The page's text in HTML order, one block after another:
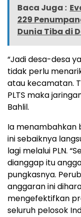
Baca Juga :
229
Dunia Tiba di
“Jadi desa-desa
tidak perlu
atau kecamatan.
PLTS maka
Bahlil.
Ia menambahkan
ini sebaiknya
lagi melalui PLN.
dianggap itu
pungkasnya.
anggaran ini
mengefektifkan
seluruh pelosok